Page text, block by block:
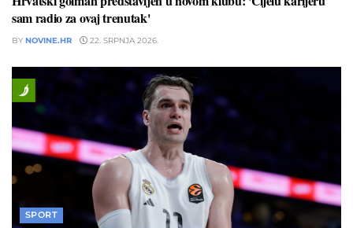
sam radio za ovaj trenutak'
BY NOVINE.HR 22. SRPNJA 2026.
SPORT